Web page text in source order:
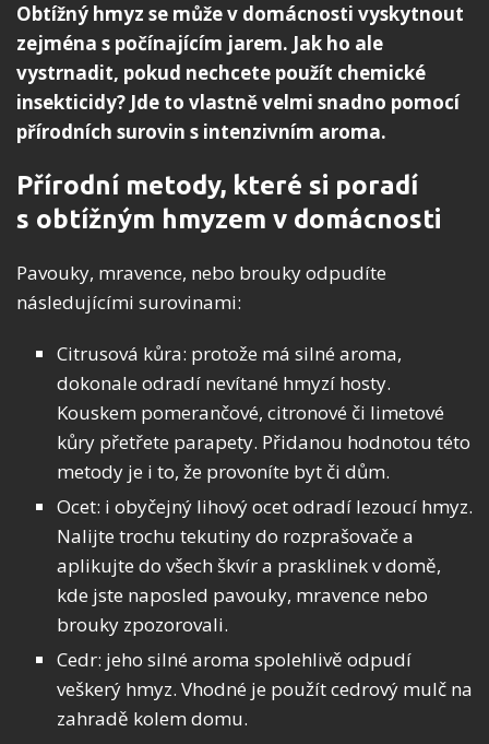
Obtížný hmyz se může v domácnosti vyskytnout
zejména s počínajícím jarem. Jak ho ale
vystrnadit, pokud nechcete použít chemické
insekticidy? Jde to vlastně velmi snadno pomocí
přírodních surovin s intenzivním aroma.
Přírodní metody, které si poradí
s obtížným hmyzem v domácnosti
Pavouky, mravence, nebo brouky odpudíte
následujícími surovinami:
Citrusová kůra: protože má silné aroma,
dokonale odradí nevítané hmyzí hosty.
Kouskem pomerančové, citronové či limetové
kůry přetřete parapety. Přidanou hodnotou této
metody je i to, že provoníte byt či dům.
Ocet: i obyčejný lihový ocet odradí lezoucí hmyz.
Nalijte trochu tekutiny do rozprašovače a
aplikujte do všech škvír a prasklinek v domě,
kde jste naposled pavouky, mravence nebo
brouky zpozorovali.
Cedr: jeho silné aroma spolehlivě odpudí
veškerý hmyz. Vhodné je použít cedrový mulč na
zahradě kolem domu.